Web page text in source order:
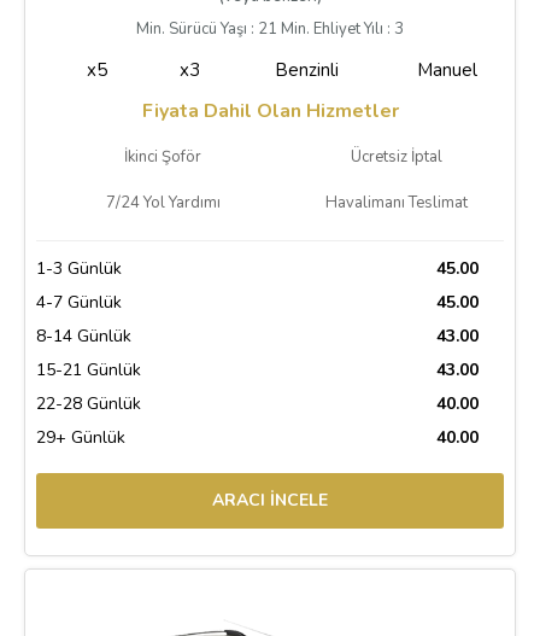
Min. Sürücü Yaşı : 21 Min. Ehliyet Yılı : 3
x5 x3 Benzinli Manuel
Fiyata Dahil Olan Hizmetler
İkinci Şoför Ücretsiz İptal
7/24 Yol Yardımı Havalimanı Teslimat
1-3 Günlük
45.00
4-7 Günlük
45.00
8-14 Günlük
43.00
15-21 Günlük
43.00
22-28 Günlük
40.00
29+ Günlük
40.00
ARACI İNCELE